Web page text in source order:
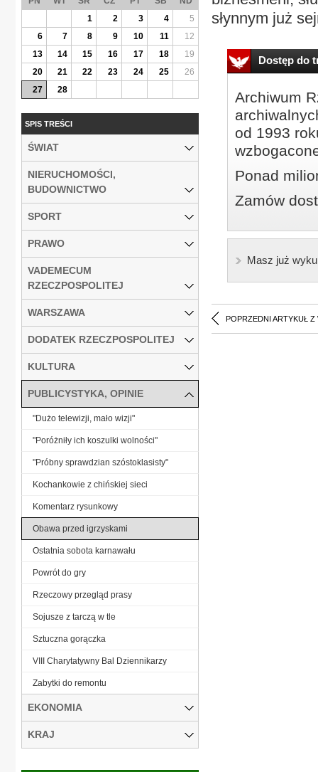
słynnym już
Dostęp do
Archiwum
od 1993
Ponad
Zamów
Masz już
POPRZEDNI ARTYKUŁ Z
1
2 3 4
5
6
7 8 9 10 11
12
13
14 15 16 17 18
19
20
21 22 23 24 25
26
27
28
SPIS TREŚCI
ŚWIAT
NIERUCHOMOŚCI,
BUDOWNICTWO
SPORT
PRAWO
VADEMECUM
RZECZPOSPOLITEJ
WARSZAWA
DODATEK RZECZPOSPOLITEJ
KULTURA
PUBLICYSTYKA, OPINIE
"Dużo telewizji, mało wizji"
"Poróżniły ich koszulki wolności"
"Próbny sprawdzian szóstoklasisty"
Kochankowie z chińskiej sieci
Komentarz rysunkowy
Obawa przed igrzyskami
Ostatnia sobota karnawału
Powrót do gry
Rzeczowy przegląd prasy
Sojusze z tarczą w tle
Sztuczna gorączka
VIII Charytatywny Bal Dziennikarzy
Zabytki do remontu
EKONOMIA
KRAJ